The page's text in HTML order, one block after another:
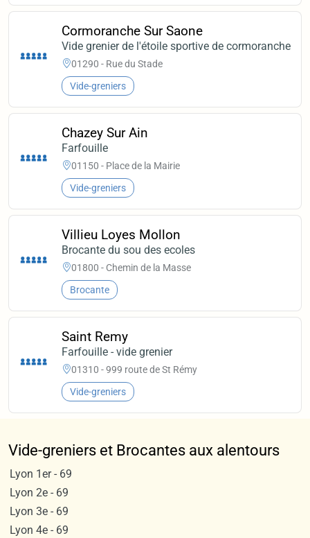
Cormoranche Sur Saone
Vide grenier de l'étoile sportive de cormoranche
01290 - Rue du Stade
Vide-greniers
Chazey Sur Ain
Farfouille
01150 - Place de la Mairie
Vide-greniers
Villieu Loyes Mollon
Brocante du sou des ecoles
01800 - Chemin de la Masse
Brocante
Saint Remy
Farfouille - vide grenier
01310 - 999 route de St Rémy
Vide-greniers
Vide-greniers et Brocantes aux alentours
Lyon 1er - 69
Lyon 2e - 69
Lyon 3e - 69
Lyon 4e - 69